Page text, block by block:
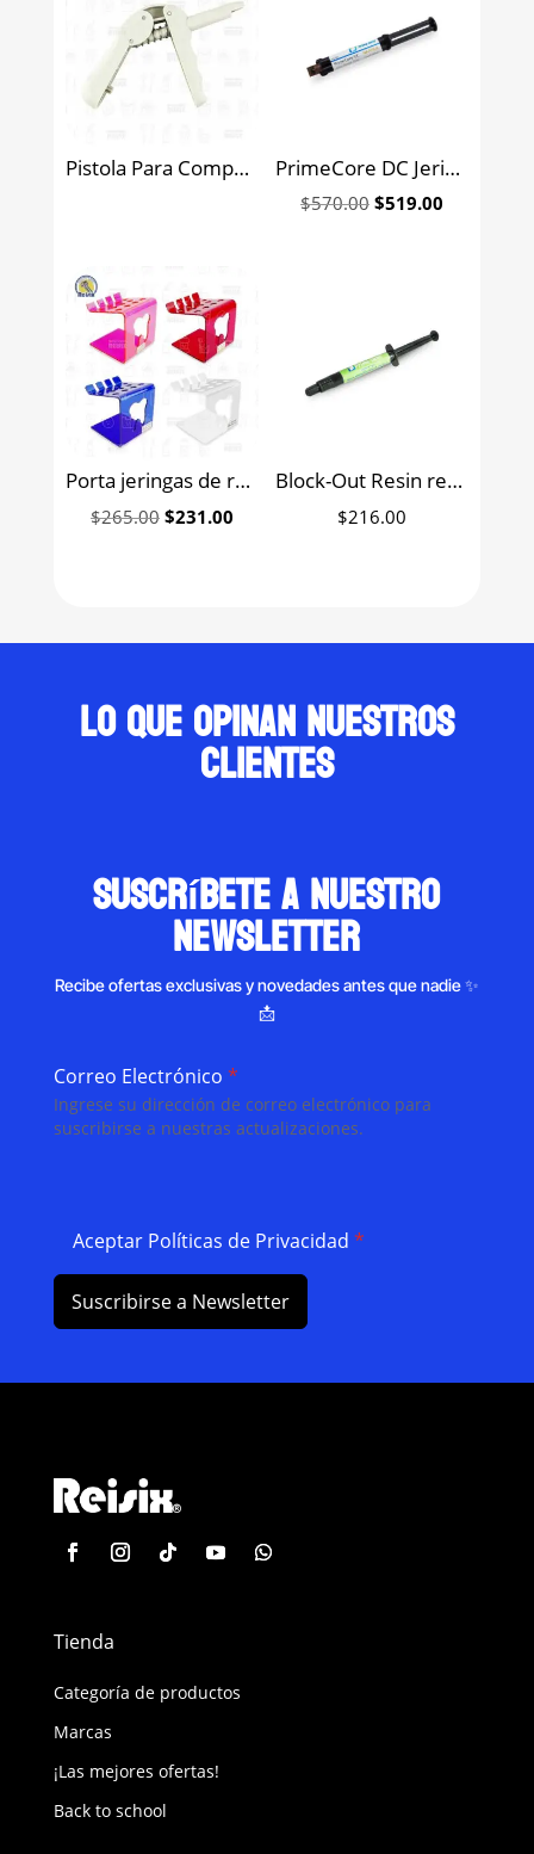
Pistola Para Compul Reforzada PrimeCore DC Jeringa dual resina para reconstrucción de muñones Prime Dent 10 grs. Natural
$570.00 Original
$519.00Current
Porta jeringas de resina
$265.00 Original
$231.00
Block-Out Resin resina espaciadora fotocurable Prime dent 3.5 g.
$216.00
Lo que opinan nuestros
clientes
suscríbete a nuestro
newsletter
Recibe ofertas exclusivas y novedades antes que nadie ✨
📩
Correo Electrónico *
Ingrese su dirección de correo electrónico para
suscribirse a nuestras actualizaciones.
Aceptar Políticas de Privacidad *
Suscribirse a Newsletter
Tienda
Categoría de productos
Marcas
¡Las mejores ofertas!
Back to school